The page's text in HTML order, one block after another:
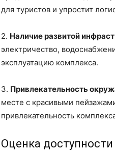
для туристов и упростит
2. Наличие развитой
электричество,
эксплуатацию комплекса.
3. Привлекательность
месте с красивыми
привлекательность
Оценка доступности